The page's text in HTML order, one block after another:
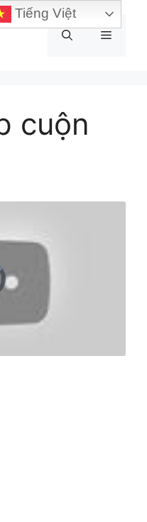
Menu
cuộn
Tiếng Việt